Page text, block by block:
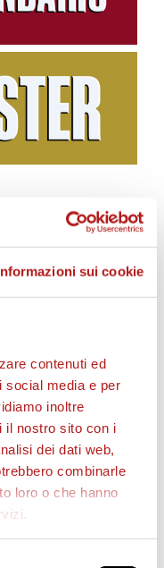
sui cookie
contenuti ed
social media e per
inoltre
il nostro sito con i
dei dati web,
combinarle
loro o che hanno